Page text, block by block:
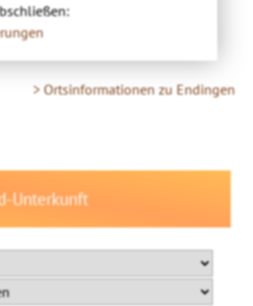
> Ortsinformationen zu Endingen
Unterkunft